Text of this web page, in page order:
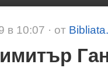
в 10:07 · от